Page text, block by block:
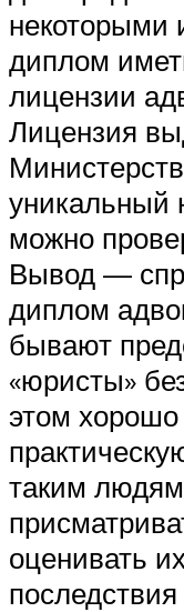
некоторыми
диплом
лицензии
Лицензия
уникальный
можно
Вывод —
диплом
бывают
«юристы»
этом
таким
оценивать